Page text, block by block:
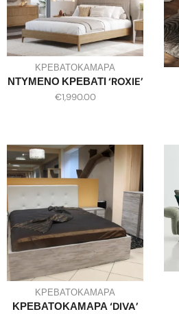
ΚΡΕΒΑΤΟΚΑΜΑΡΑ
ΝΤΥΜΕΝΟ ΚΡΕΒΑΤΙ ‘ROXIE’
€1,990.00
ΚΡΕΒΑΤΟΚΑΜΑΡΑ
ΚΡΕΒΑΤΟΚΑΜΑΡΑ ‘DIVA’